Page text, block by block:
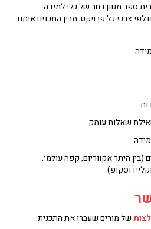
ספר מגוון רחב של כלי למידה
לפי צרכי כל פרויקט. מבין התכנים אותם
שאלות עומק
היתר אקווריום, קפה עולמי,
של מורים שעברו את התכנית.